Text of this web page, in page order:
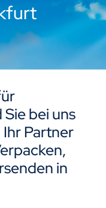
bei uns
Partner
in